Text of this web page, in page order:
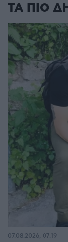
ΤΑ ΠΙΟ
07.08.2026, 07:19